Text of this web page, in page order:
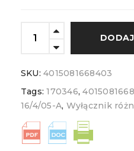
SKU:4015081668403
Tags:170346,
16/4/05-A, Wyłącznik